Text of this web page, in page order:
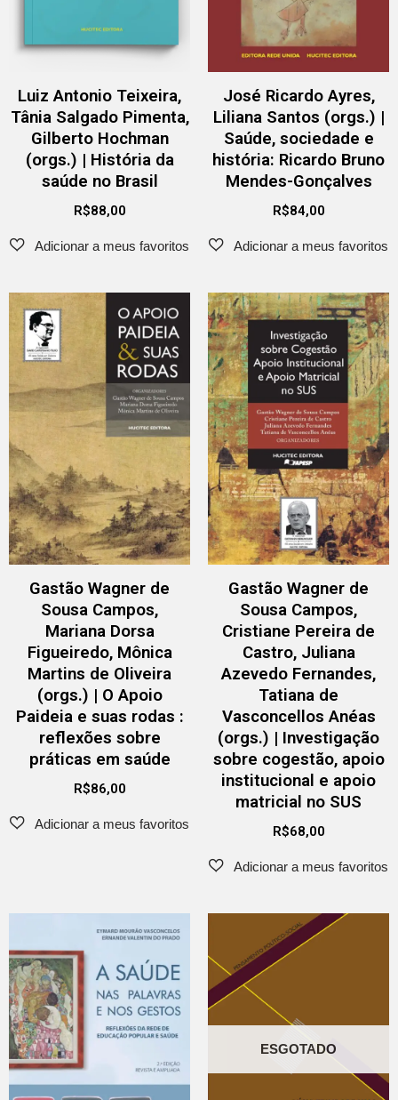
Luiz Antonio Teixeira,
Tânia Salgado Pimenta,
Gilberto Hochman
(orgs.) | História da
saúde no Brasil
R$88,00
José Ricardo Ayres,
Liliana Santos (orgs.) |
Saúde, sociedade e
história: Ricardo Bruno
Mendes-Gonçalves
R$84,00
Gastão Wagner de
Sousa Campos,
Mariana Dorsa
Figueiredo, Mônica
Martins de Oliveira
(orgs.) | O Apoio
Paideia e suas rodas :
reflexões sobre
práticas em saúde
R$86,00
Gastão Wagner de
Sousa Campos,
Cristiane Pereira de
Castro, Juliana
Azevedo Fernandes,
Tatiana de
Vasconcellos Anéas
(orgs.) | Investigação
sobre cogestão, apoio
institucional e apoio
matricial no SUS
R$68,00
ESGOTADO